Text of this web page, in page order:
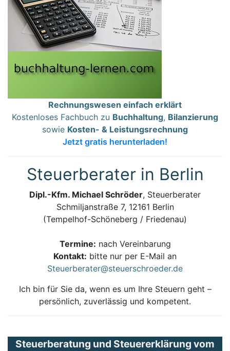
Rechnungswesen einfach erklärt
Kostenloses Fachbuch zu Buchhaltung, Bilanzierung
sowie Kosten- & Leistungsrechnung
Jetzt gratis herunterladen!
Steuerberater in Berlin
Dipl.-Kfm. Michael Schröder, Steuerberater
Schmiljanstraße 7, 12161 Berlin
(Tempelhof-Schöneberg / Friedenau)
Termine: nach Vereinbarung
Kontakt: bitte nur per E-Mail an
Steuerberater@steuerschroeder.de
Ich bin für Sie da, wenn es um Ihre Steuern geht –
persönlich, zuverlässig und kompetent.
Steuerberatung und Steuererklärung vom